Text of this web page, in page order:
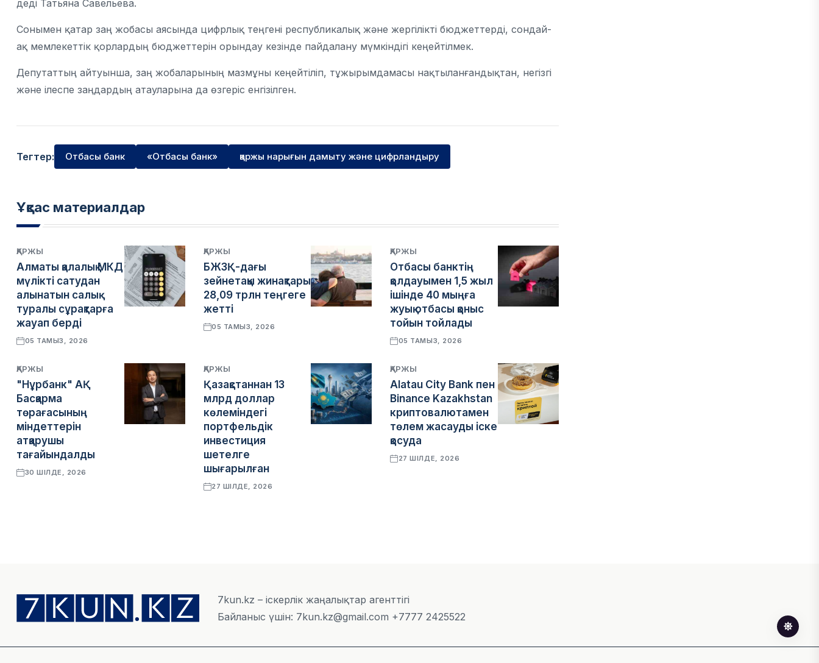
деді Татьяна Савельева.
Сонымен қатар заң жобасы аясында цифрлық теңгені республикалық және жергілікті бюджеттерді, сондай-
ақ мемлекеттік қорлардың бюджеттерін орындау кезінде пайдалану мүмкіндігі кеңейтілмек.
Депутаттың айтуынша, заң жобаларының мазмұны кеңейтіліп, тұжырымдамасы нақтыланғандықтан, негізгі
және ілеспе заңдардың атауларына да өзгеріс енгізілген.
Тегтер: Отбасы банк «Отбасы банк» қаржы нарығын дамыту және цифрландыру
Ұқсас материалдар
ҚАРЖЫ
Алматы қалалық МКД
мүлікті сатудан
алынатын салық
туралы сұрақтарға
жауап берді
05 ТАМЫЗ, 2026
ҚАРЖЫ
БЖЗҚ-дағы
зейнетақы жинақтары
28,09 трлн теңгеге
жетті
05 ТАМЫЗ, 2026
ҚАРЖЫ
Отбасы банктің
қолдауымен 1,5 жыл
ішінде 40 мыңға
жуық отбасы қоныс
тойын тойлады
05 ТАМЫЗ, 2026
ҚАРЖЫ
"Нұрбанк" АҚ
Басқарма
төрағасының
міндеттерін
атқарушы
тағайындалды
30 ШІЛДЕ, 2026
ҚАРЖЫ
Қазақстаннан 13
млрд доллар
көлеміндегі
портфельдік
инвестиция
шетелге
шығарылған
27 ШІЛДЕ, 2026
ҚАРЖЫ
Alatau City Bank пен
Binance Kazakhstan
криптовалютамен
төлем жасауды іске
қосуда
27 ШІЛДЕ, 2026
7kun.kz – іскерлік жаңалықтар агенттігі
Байланыс үшін: 7kun.kz@gmail.com +7777 2425522